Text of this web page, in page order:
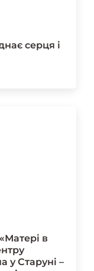
серця і
в
у Старуні –